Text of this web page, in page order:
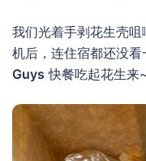
我们光着手剥花生壳
机后，连住宿都还没
Guys 快餐吃起花生来